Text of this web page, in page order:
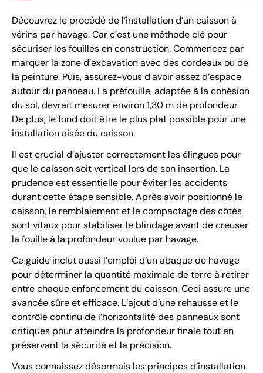
Découvrez le procédé de l’installation d’un caisson à
vérins par havage. Car c’est une méthode clé pour
sécuriser les fouilles en construction. Commencez par
marquer la zone d’excavation avec des cordeaux ou de
la peinture. Puis, assurez-vous d’avoir assez d’espace
autour du panneau. La préfouille, adaptée à la cohésion
du sol, devrait mesurer environ 1,30 m de profondeur.
De plus, le fond doit être le plus plat possible pour une
installation aisée du caisson.
Il est crucial d’ajuster correctement les élingues pour
que le caisson soit vertical lors de son insertion. La
prudence est essentielle pour éviter les accidents
durant cette étape sensible. Après avoir positionné le
caisson, le remblaiement et le compactage des côtés
sont vitaux pour stabiliser le blindage avant de creuser
la fouille à la profondeur voulue par havage.
Ce guide inclut aussi l’emploi d’un abaque de havage
pour déterminer la quantité maximale de terre à retirer
entre chaque enfoncement du caisson. Ceci assure une
avancée sûre et efficace. L’ajout d’une rehausse et le
contrôle continu de l’horizontalité des panneaux sont
critiques pour atteindre la profondeur finale tout en
préservant la sécurité et la précision.
Vous connaissez désormais les principes d’installation